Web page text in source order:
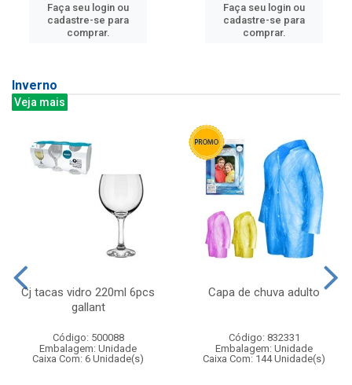
Faça seu login ou
cadastre-se para
comprar.
Faça seu login ou
cadastre-se para
comprar.
Inverno
Veja mais
Cj tacas vidro 220ml 6pcs
gallant
Código: 500088
Embalagem: Unidade
Caixa Com: 6 Unidade(s)
Capa de chuva adulto
Código: 832331
Embalagem: Unidade
Caixa Com: 144 Unidade(s)